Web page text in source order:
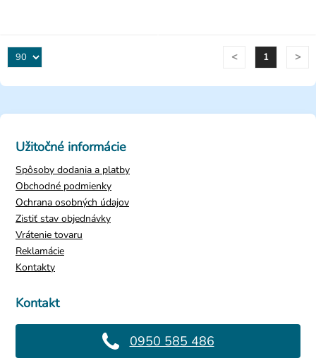
< 1 >
Kontakt
0950 585 486
Užitočné informácie
Spôsoby dodania a platby
Obchodné podmienky
Ochrana osobných údajov
Zistiť stav objednávky
Vrátenie tovaru
Reklamácie
Kontakty